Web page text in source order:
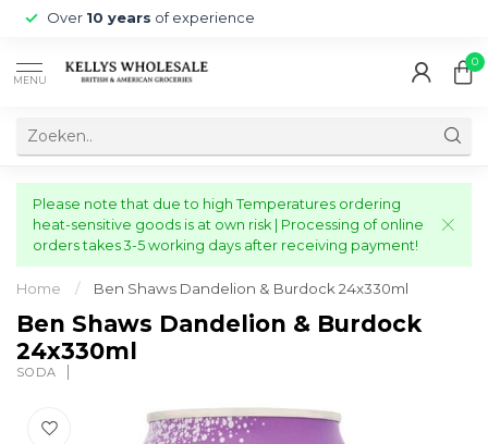
Over 10 years of experience
MENU
0
Please note that due to high Temperatures ordering
heat-sensitive goods is at own risk | Processing of online
orders takes 3-5 working days after receiving payment!
Home / Ben Shaws Dandelion & Burdock 24x330ml
Ben Shaws Dandelion & Burdock
24x330ml
SODA